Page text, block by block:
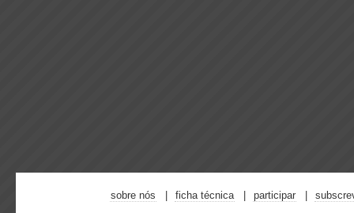
sobre nós ficha técnica participar